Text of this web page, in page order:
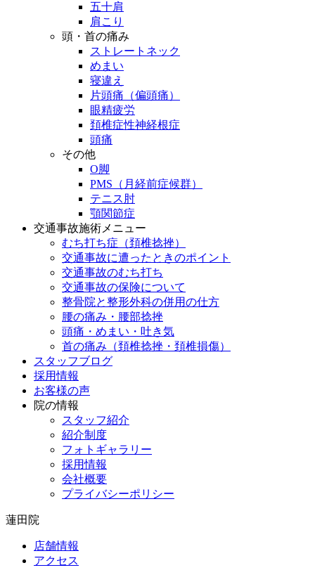
五十肩
肩こり
頭・首の痛み
ストレートネック
めまい
寝違え
片頭痛（偏頭痛）
眼精疲労
頚椎症性神経根症
頭痛
その他
O脚
PMS（月経前症候群）
テニス肘
顎関節症
交通事故施術メニュー
むち打ち症（頚椎捻挫）
交通事故に遭ったときのポイント
交通事故のむち打ち
交通事故の保険について
整骨院と整形外科の併用の仕方
腰の痛み・腰部捻挫
頭痛・めまい・吐き気
首の痛み（頚椎捻挫・頚椎損傷）
スタッフブログ
採用情報
お客様の声
院の情報
スタッフ紹介
紹介制度
フォトギャラリー
採用情報
会社概要
プライバシーポリシー
蓮田院
店舗情報
アクセス